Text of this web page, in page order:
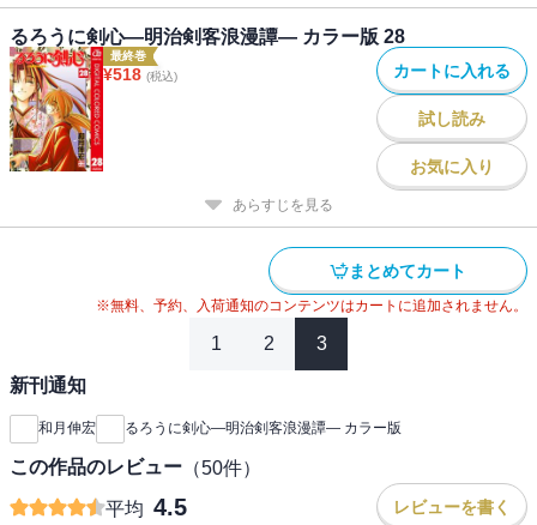
るろうに剣心―明治剣客浪漫譚― カラー版 28
最終巻
¥518 (税込) カートに入れる
試し読み
お気に入り
あらすじを見る
まとめてカート
※無料、予約、入荷通知のコンテンツはカートに追加されません。
1 2 3
新刊通知
和月伸宏 るろうに剣心―明治剣客浪漫譚― カラー版
この作品のレビュー （50件）
平均 4.5 レビューを書く